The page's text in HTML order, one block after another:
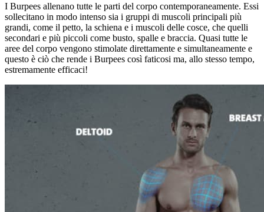
I Burpees allenano tutte le parti del corpo contemporaneamente. Essi
sollecitano in modo intenso sia i gruppi di muscoli principali più
grandi, come il petto, la schiena e i muscoli delle cosce, che quelli
secondari e più piccoli come busto, spalle e braccia. Quasi tutte le
aree del corpo vengono stimolate direttamente e simultaneamente e
questo è ciò che rende i Burpees così faticosi ma, allo stesso tempo,
estremamente efficaci!